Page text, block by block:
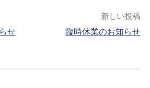
せ
新しい投稿
臨時休業のお知らせ